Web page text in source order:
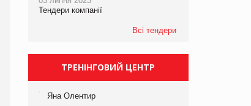
Тендери компанії
Всі тендери
ТРЕНІНГОВИЙ ЦЕНТР
Яна Олентир